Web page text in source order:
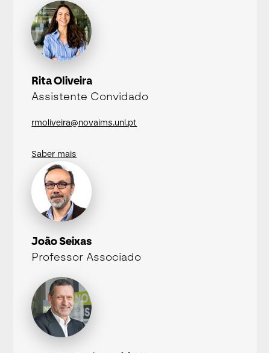
Rita Oliveira
Assistente Convidado
rmoliveira@novaims.unl.pt
Saber mais
João Seixas
Professor Associado